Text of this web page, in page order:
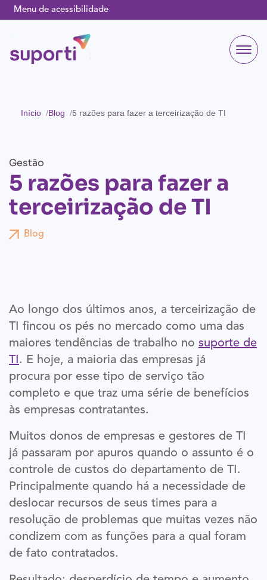
Menu de acessibilidade
Início Blog 5 razões para fazer a terceirização de TI
Gestão
5 razões para fazer a
terceirização de TI
Blog
Ao longo dos últimos anos, a terceirização de
TI fincou os pés no mercado como uma das
maiores tendências de trabalho no suporte de
TI. E hoje, a maioria das empresas já
procura por esse tipo de serviço tão
completo e que traz uma série de benefícios
às empresas contratantes.
Muitos donos de empresas e gestores de TI
já passaram por apuros quando o assunto é o
controle de custos do departamento de TI.
Principalmente quando há a necessidade de
deslocar recursos de seus times para a
resolução de problemas que muitas vezes não
condizem com as funções para a qual foram
de fato contratados.